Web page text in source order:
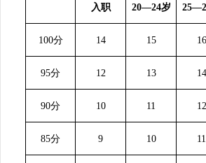
入职 20—24岁
100分 14 15 16
95分 12 13 14
90分 10 11 12
85分 9 10 11